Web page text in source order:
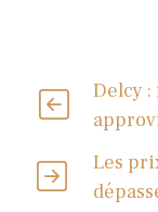
Delcy
Les